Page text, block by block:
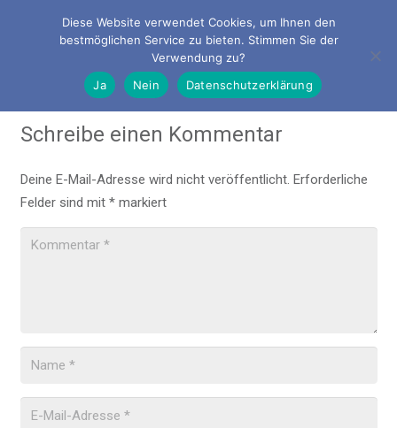
Schreibe einen Kommentar
Deine E-Mail-Adresse wird nicht veröffentlicht. Erforderliche
Felder sind mit *markiert
Diese Website verwendet Cookies, um Ihnen den
bestmöglichen Service zu bieten. Stimmen Sie der
Verwendung zu?
Ja
Nein Datenschutzerklärung